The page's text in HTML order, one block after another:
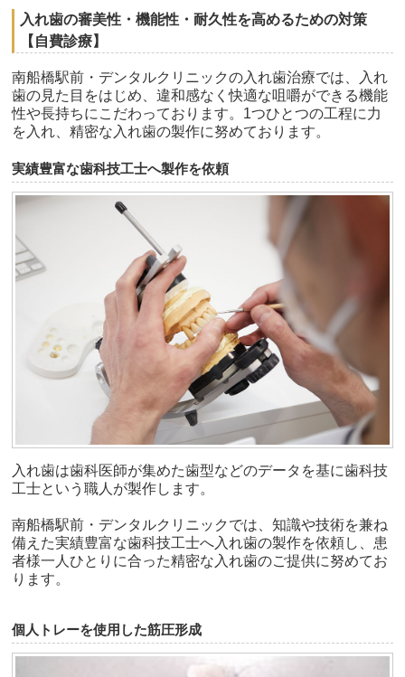
入れ歯の審美性・機能性・耐久性を高めるための対策
【自費診療】
南船橋駅前・デンタルクリニックの入れ歯治療では、入れ
歯の見た目をはじめ、違和感なく快適な咀嚼ができる機能
性や長持ちにこだわっております。1つひとつの工程に力
を入れ、精密な入れ歯の製作に努めております。
実績豊富な歯科技工士へ製作を依頼
入れ歯は歯科医師が集めた歯型などのデータを基に歯科技
工士という職人が製作します。
南船橋駅前・デンタルクリニックでは、知識や技術を兼ね
備えた実績豊富な歯科技工士へ入れ歯の製作を依頼し、患
者様一人ひとりに合った精密な入れ歯のご提供に努めてお
ります。
個人トレーを使用した筋圧形成